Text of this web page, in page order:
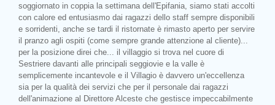
soggiornato in coppia la settimana dell'Epifania, siamo stati accolti
con calore ed entusiasmo dai ragazzi dello staff sempre disponibili
e sorridenti, anche se tardi il ristornate è rimasto aperto per servire
il pranzo agli ospiti (come sempre grande attenzione al cliente)...
per la posizione direi che... il villaggio si trova nel cuore di
Sestriere davanti alle principali seggiovie e la valle è
semplicemente incantevole e il Villagio è davvero un'eccellenza
sia per la qualità dei servizi che per il personale dai ragazzi
dell'animazione al Direttore Alceste che gestisce impeccabilmente